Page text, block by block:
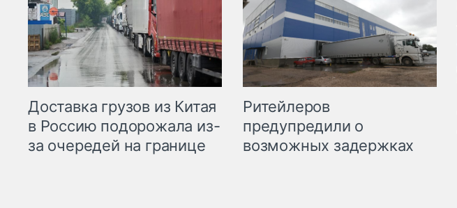
Доставка грузов из Китая
в Россию подорожала из-
за очередей на границе
Ритейлеров
предупредили о
возможных задержках